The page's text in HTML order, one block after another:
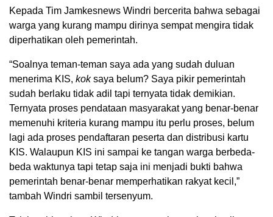
Kepada Tim Jamkesnews Windri bercerita bahwa sebagai
warga yang kurang mampu dirinya sempat mengira tidak
diperhatikan oleh pemerintah.
“Soalnya teman-teman saya ada yang sudah duluan
menerima KIS, koksaya belum? Saya pikir pemerintah
sudah berlaku tidak adil tapi ternyata tidak demikian.
Ternyata proses pendataan masyarakat yang benar-benar
memenuhi kriteria kurang mampu itu perlu proses, belum
lagi ada proses pendaftaran peserta dan distribusi kartu
KIS. Walaupun KIS ini sampai ke tangan warga berbeda-
beda waktunya tapi tetap saja ini menjadi bukti bahwa
pemerintah benar-benar memperhatikan rakyat kecil,”
tambah Windri sambil tersenyum.